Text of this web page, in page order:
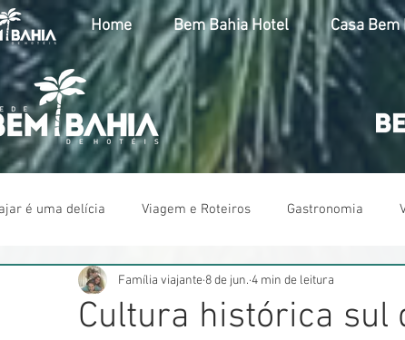
Home Bem Bahia Hotel Casa Bem
é uma delícia Viagem e Roteiros Gastronomia
Cultura histórica sul
Família viajante 8 de jun. 4 min de leitura